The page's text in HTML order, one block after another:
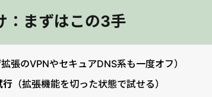
：まずはこの3手
拡張のVPNやセキュアDNS系も一度オフ）
行 （拡張機能を切った状態で試せる）